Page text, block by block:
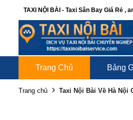
TAXI NỘI BÀI - Taxi Sân Bay Giá Rẻ ,
Trang Chủ Bảng
Trang chủ Taxi Nội Bài Về Hà Nội